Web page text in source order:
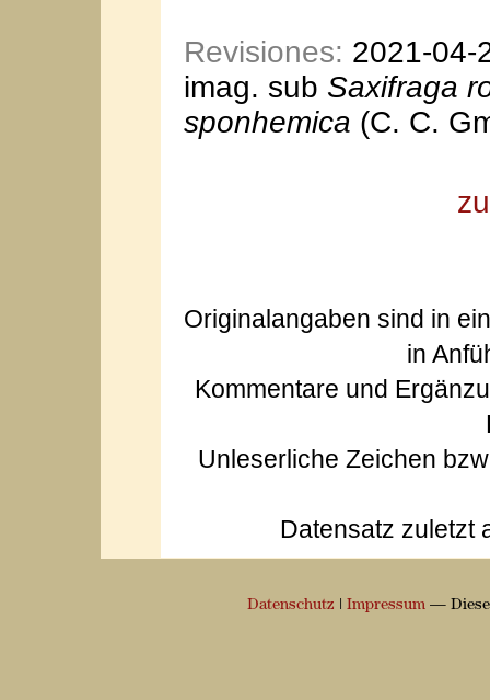
Revisiones: 2021-04-
imag. sub Saxifraga
sponhemica (C. C.
Originalangaben sind in
in
Kommentare und
Unleserliche Zeichen
Datensatz zuletzt
Datenschutz Impressum— Diese